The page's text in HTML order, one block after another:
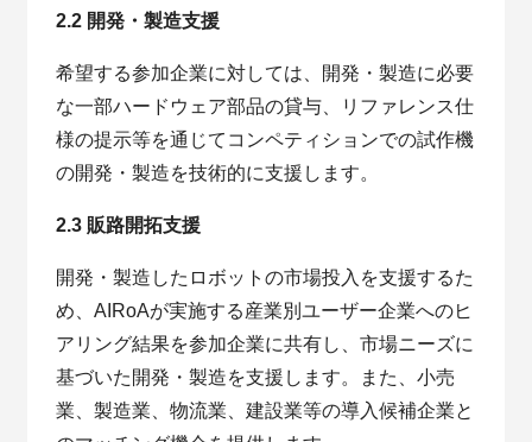
2.2 開発・製造支援
希望する参加企業に対しては、開発・製造に必要
な一部ハードウェア部品の貸与、リファレンス仕
様の提示等を通じてコンペティションでの試作機
の開発・製造を技術的に支援します。
2.3 販路開拓支援
開発・製造したロボットの市場投入を支援するた
め、AIRoAが実施する産業別ユーザー企業へのヒ
アリング結果を参加企業に共有し、市場ニーズに
基づいた開発・製造を支援します。また、小売
業、製造業、物流業、建設業等の導入候補企業と